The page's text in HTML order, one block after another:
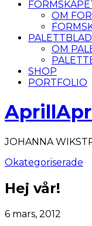
OM
OM
SHOP
PORTFOLIO
JOHANNA
Okategoriserade
Hej vår!
6 mars, 2012